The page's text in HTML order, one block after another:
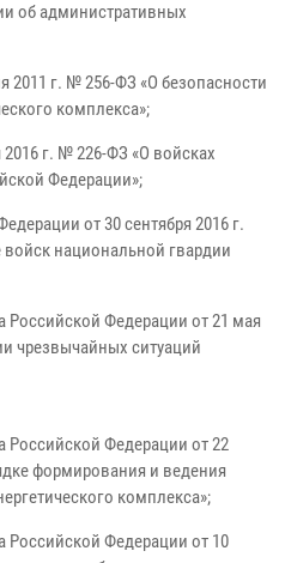
об административных
2011 г. № 256-ФЗ «О безопасности
комплекса»;
г. № 226-ФЗ «О войсках
Федерации»;
от 30 сентября 2016 г.
национальной гвардии
Российской Федерации от 21 мая
чрезвычайных ситуаций
Российской Федерации от 22
формирования и ведения
комплекса»;
Российской Федерации от 10